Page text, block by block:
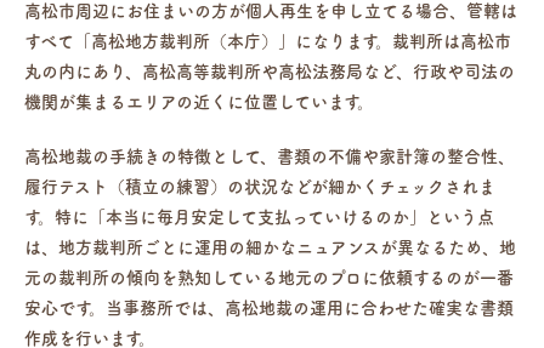
高松市周辺にお住まいの方が個人再生を申し立てる場合、管轄は
すべて「高松地方裁判所（本庁）」になります。裁判所は高松市
丸の内にあり、高松高等裁判所や高松法務局など、行政や司法の
機関が集まるエリアの近くに位置しています。
高松地裁の手続きの特徴として、書類の不備や家計簿の整合性、
履行テスト（積立の練習）の状況などが細かくチェックされま
す。特に「本当に毎月安定して支払っていけるのか」という点
は、地方裁判所ごとに運用の細かなニュアンスが異なるため、地
元の裁判所の傾向を熟知している地元のプロに依頼するのが一番
安心です。当事務所では、高松地裁の運用に合わせた確実な書類
作成を行います。